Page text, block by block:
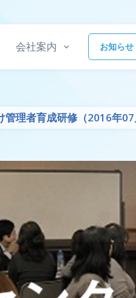
会社案内 お知らせ
管理者育成研修（2016年07